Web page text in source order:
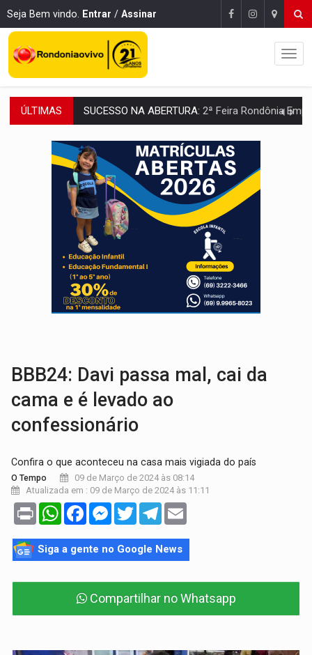
Seja Bem vindo. Entrar / Assinar
ÚLTIMAS SUCESSO NA ABERTURA: 2ª Feira Rondônia Empreendedora segue no Espaço
REESTRUTURAÇÃO:Secretário da Seinfra de Porto Velho pede
SAÚDE INDÍGENA: Pirahã terão consultas e exames especializados durante
ECONOMIA: Dia dos pais deve movimentar R$ 8,5 bilhões e RO
DIA DOS PAIS: Bailarina da Praça organiza celebração gratuita
VÍDEO: Perseguição a embarcação no rio Madeira termina com
MEGA SENA: Prêmio acumula para R$ 165
Publicação Legal: AVISO DE LICITAÇÃO: PREGÃO ELETRÔNICO Nº
BBB24: Davi passa mal, cai da
cama e é levado ao
confessionário
Confira o que aconteceu na casa mais vigiada do país
O Tempo
09 de Março de 2024 às 08:14
Atualizada em : 09 de Março de 2024 às 11:11
Print WhatsAppFacebookMessenger
TwitterTelegram
Siga a gente no Google News
Compartilhar no Whatsapp